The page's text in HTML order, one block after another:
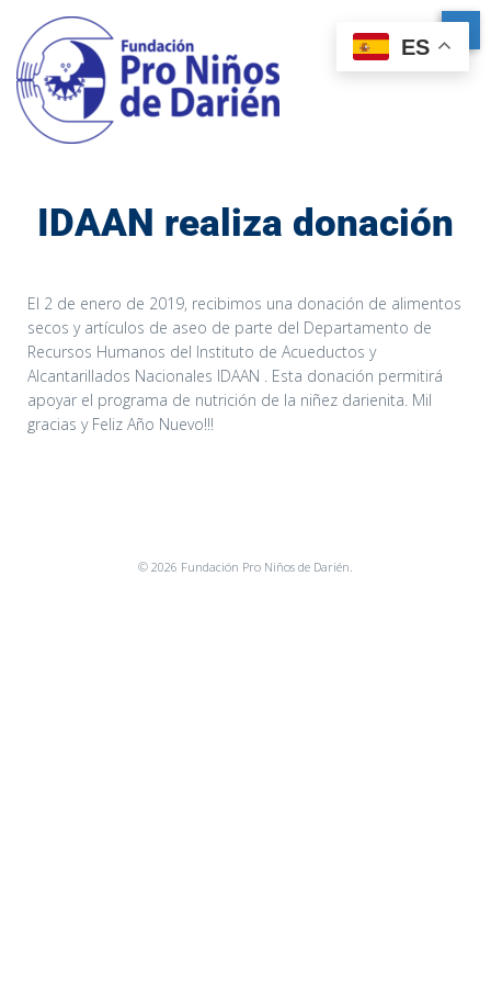
IDAAN realiza donación
El 2 de enero de 2019, recibimos una donación de alimentos
secos y artículos de aseo de parte del Departamento de
Recursos Humanos del Instituto de Acueductos y
Alcantarillados Nacionales IDAAN . Esta donación permitirá
apoyar el programa de nutrición de la niñez darienita. Mil
gracias y Feliz Año Nuevo!!!
© 2026 Fundación Pro Niños de Darién.
ES